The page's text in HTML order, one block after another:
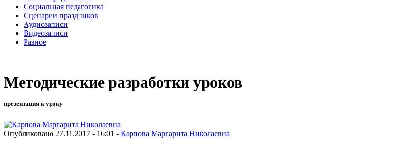
Социальная педагогика
Сценарии праздников
Аудиозаписи
Видеозаписи
Разное
Методические разработки уроков
презентация к уроку
Опубликовано 27.11.2017 - 16:01 - Карпова Маргарита Николаевна